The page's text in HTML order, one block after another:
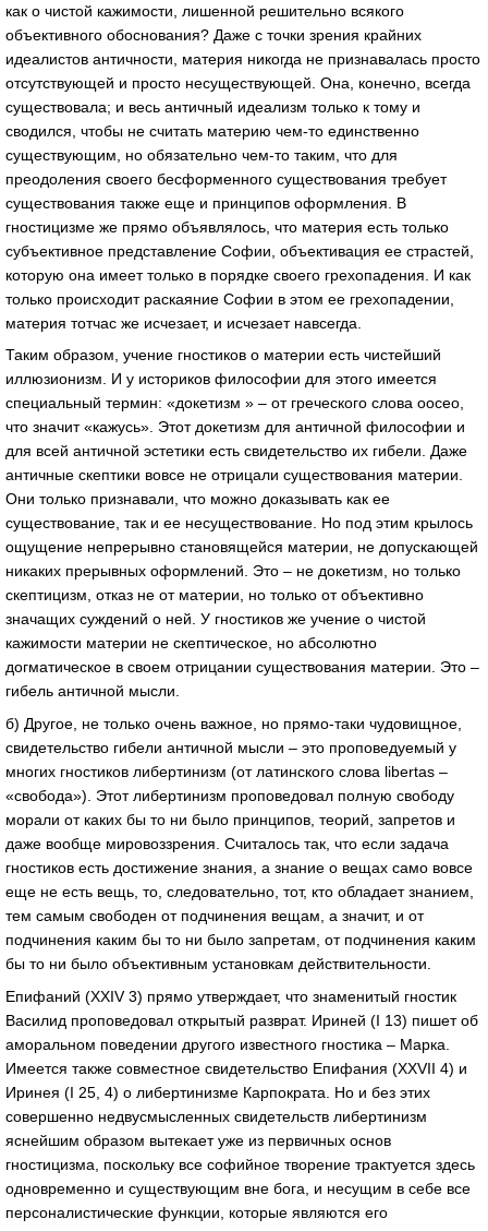
как о чистой кажимости, лишенной решительно всякого
объективного обоснования? Даже с точки зрения крайних
идеалистов античности, материя никогда не признавалась просто
отсутствующей и просто несуществующей. Она, конечно, всегда
существовала; и весь античный идеализм только к тому и
сводился, чтобы не считать материю чем-то единственно
существующим, но обязательно чем-то таким, что для
преодоления своего бесформенного существования требует
существования также еще и принципов оформления. В
гностицизме же прямо объявлялось, что материя есть только
субъективное представление Софии, объективация ее страстей,
которую она имеет только в порядке своего грехопадения. И как
только происходит раскаяние Софии в этом ее грехопадении,
материя тотчас же исчезает, и исчезает навсегда.
Таким образом, учение гностиков о материи есть чистейший
иллюзионизм. И у историков философии для этого имеется
специальный термин: «докетизм » – от греческого слова оосео,
что значит «кажусь». Этот докетизм для античной философии и
для всей античной эстетики есть свидетельство их гибели. Даже
античные скептики вовсе не отрицали существования материи.
Они только признавали, что можно доказывать как ее
существование, так и ее несуществование. Но под этим крылось
ощущение непрерывно становящейся материи, не допускающей
никаких прерывных оформлений. Это – не докетизм, но только
скептицизм, отказ не от материи, но только от объективно
значащих суждений о ней. У гностиков же учение о чистой
кажимости материи не скептическое, но абсолютно
догматическое в своем отрицании существования материи. Это –
гибель античной мысли.
б) Другое, не только очень важное, но прямо-таки чудовищное,
свидетельство гибели античной мысли – это проповедуемый у
многих гностиков либертинизм (от латинского слова libertas –
«свобода»). Этот либертинизм проповедовал полную свободу
морали от каких бы то ни было принципов, теорий, запретов и
даже вообще мировоззрения. Считалось так, что если задача
гностиков есть достижение знания, а знание о вещах само вовсе
еще не есть вещь, то, следовательно, тот, кто обладает знанием,
тем самым свободен от подчинения вещам, а значит, и от
подчинения каким бы то ни было запретам, от подчинения каким
бы то ни было объективным установкам действительности.
Епифаний (XXIV 3) прямо утверждает, что знаменитый гностик
Василид проповедовал открытый разврат. Ириней (I 13) пишет об
аморальном поведении другого известного гностика – Марка.
Имеется также совместное свидетельство Епифания (XXVII 4) и
Иринея (I 25, 4) о либертинизме Карпократа. Но и без этих
совершенно недвусмысленных свидетельств либертинизм
яснейшим образом вытекает уже из первичных основ
гностицизма, поскольку все софийное творение трактуется здесь
одновременно и существующим вне бога, и несущим в себе все
персоналистические функции, которые являются его